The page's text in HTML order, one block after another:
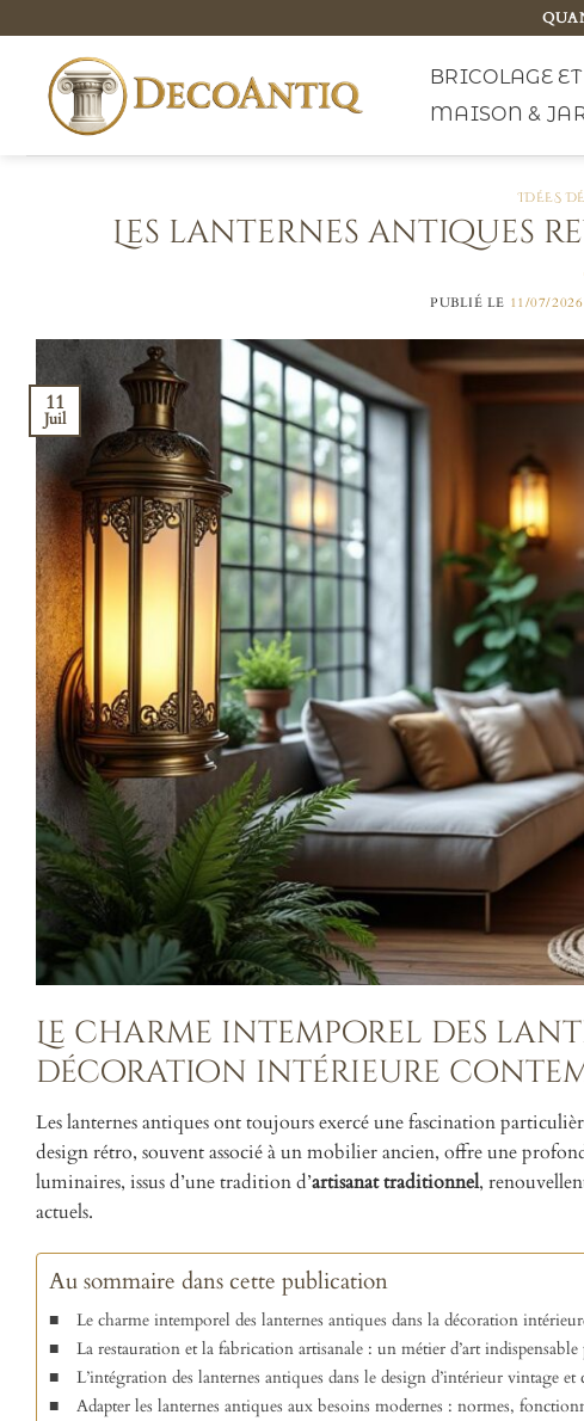
au
contenu
BRICOLAGE
MAISON &
IDÉES
Les lanternes antiques
PUBLIÉ LE 11/07/2026
11
Juil
Le charme intemporel des
décoration intérieure
Les lanternes antiques ont toujours exercé une fascination
design rétro, souvent associé à un mobilier ancien, offre une
luminaires, issus d’une tradition d’artisanat traditionnel,
actuels.
Au sommaire dans cette publication
Le charme intemporel des lanternes antiques dans la décoration
La restauration et la fabrication artisanale : un métier d’art
L’intégration des lanternes antiques dans le design d’intérieur vintage et
Adapter les lanternes antiques aux besoins modernes : normes,